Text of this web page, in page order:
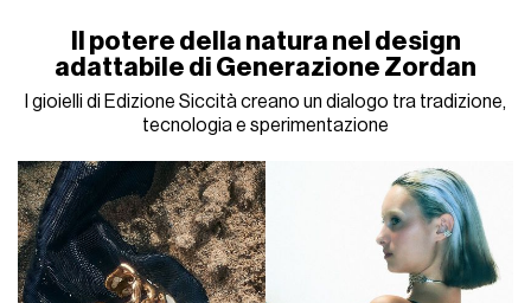
Il potere della natura nel design
adattabile di Generazione Zordan
I gioielli di Edizione Siccità creano un dialogo tra tradizione,
tecnologia e sperimentazione